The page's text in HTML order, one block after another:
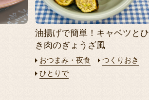
油揚げで簡単！キャベツとひ
き肉のぎょうざ風
おつまみ・夜食
つくりおき
ひとりで